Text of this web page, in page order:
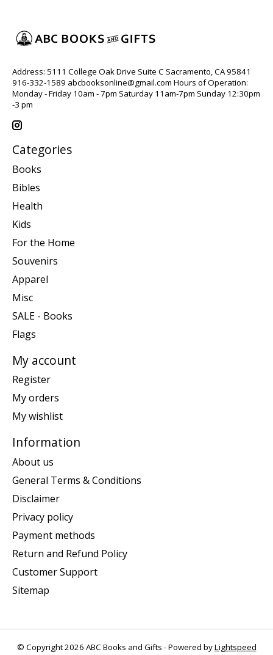
Address: 5111 College Oak Drive Suite C Sacramento, CA 95841
916-332-1589 abcbooksonline@gmail.com Hours of Operation:
Monday - Friday 10am - 7pm Saturday 11am-7pm Sunday 12:30pm
-3 pm
Categories
Books
Bibles
Health
Kids
For the Home
Souvenirs
Apparel
Misc
SALE - Books
Flags
My account
Register
My orders
My wishlist
Information
About us
General Terms & Conditions
Disclaimer
Privacy policy
Payment methods
Return and Refund Policy
Customer Support
Sitemap
© Copyright 2026 ABC Books and Gifts - Powered byLightspeed